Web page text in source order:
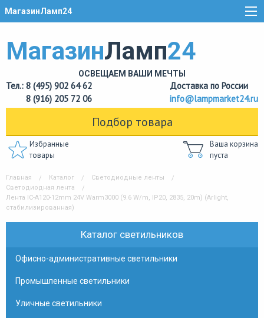
МагазинЛамп24
МагазинЛамп24
ОСВЕЩАЕМ ВАШИ МЕЧТЫ
Тел.: 8 (495) 902 64 62
8 (916) 205 72 06
Доставка по России
info@lampmarket24.ru
Подбор товара
Избранные
товары
Ваша корзина
пуста
Главная Каталог
Светодиодные ленты
Светодиодная лента
Лента IC-A120-12mm 24V Warm3000 (9.6 W/m, IP20, 2835, 20m) (Arlight,
стабилизированная)
Каталог светильников
Офисно-административные светильники
Промышленные светильники
Уличные светильники